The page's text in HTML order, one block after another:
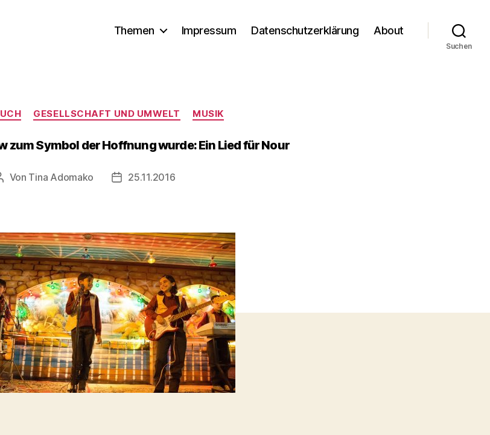
Themen Impressum Datenschutzerklärung About
Suchen
Kategorien
GESELLSCHAFT UND UMWELT MUSIK
zum Symbol der Hoffnung wurde: Ein Lied für Nour
Von Tina Adomako Veröffentlichungsdatum
25.11.2016